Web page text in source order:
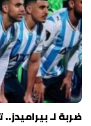
ضربة لـ